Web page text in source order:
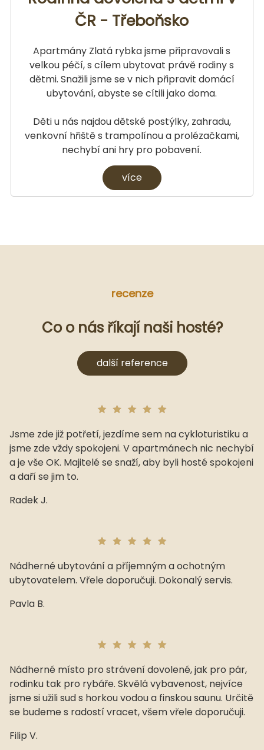
ČR - Třeboňsko
Apartmány Zlatá rybka jsme připravovali s
velkou péčí, s cílem ubytovat právě rodiny s
dětmi. Snažili jsme se v nich připravit domácí
ubytování, abyste se cítili jako doma.
Děti u nás najdou dětské postýlky, zahradu,
venkovní hřiště s trampolínou a prolézačkami,
nechybí ani hry pro pobavení.
více
recenze
Co o nás říkají naši hosté?
další reference
Jsme zde již potřetí, jezdíme sem na cykloturistiku a
jsme zde vždy spokojeni. V apartmánech nic nechybí
a je vše OK. Majitelé se snaží, aby byli hosté spokojeni
a daří se jim to.
Radek J.
Nádherné ubytování a příjemným a ochotným
ubytovatelem. Vřele doporučuji. Dokonalý servis.
Pavla B.
Nádherné místo pro strávení dovolené, jak pro pár,
rodinku tak pro rybáře. Skvělá vybavenost, nejvíce
jsme si užili sud s horkou vodou a finskou saunu. Určitě
se budeme s radostí vracet, všem vřele doporučuji.
Filip V.